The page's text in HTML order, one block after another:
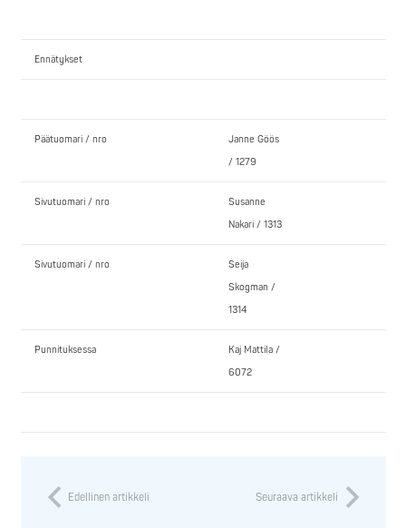
Ennätykset
Päätuomari / nro
Janne Göös
/ 1279
Sivutuomari / nro
Susanne
Nakari / 1313
Sivutuomari / nro
Seija
Skogman /
1314
Punnituksessa
Kaj Mattila /
6072
Edellinen artikkeli Seuraava artikkeli